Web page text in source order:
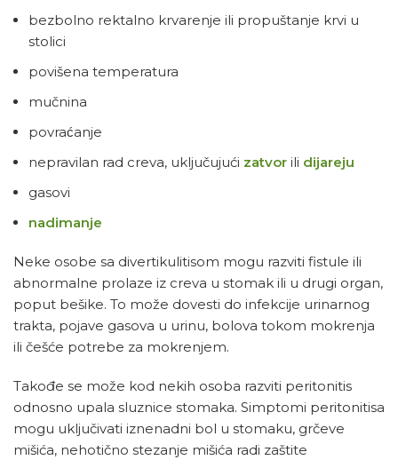
bezbolno rektalno krvarenje ili propuštanje krvi u
stolici
povišena temperatura
mučnina
povraćanje
nepravilan rad creva, uključujući zatvor ili dijareju
gasovi
nadimanje
Neke osobe sa divertikulitisom mogu razviti fistule ili
abnormalne prolaze iz creva u stomak ili u drugi organ,
poput bešike. To može dovesti do infekcije urinarnog
trakta, pojave gasova u urinu, bolova tokom mokrenja
ili češće potrebe za mokrenjem.
Takođe se može kod nekih osoba razviti peritonitis
odnosno upala sluznice stomaka. Simptomi peritonitisa
mogu uključivati iznenadni bol u stomaku, grčeve
mišića, nehotično stezanje mišića radi zaštite